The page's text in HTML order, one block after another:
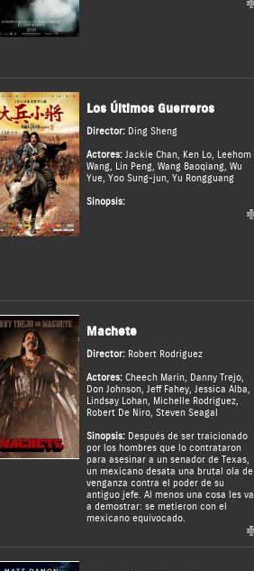
Los Últimos Guerreros
Director: Ding Sheng
Actores: Jackie Chan, Ken Lo, Leehom
Wang, Lin Peng, Wang Baoqiang, Wu
Yue, Yoo Sung-jun, Yu Rongguang
Sinopsis:
Machete
Director: Robert Rodriguez
Actores: Cheech Marin, Danny Trejo,
Don Johnson, Jeff Fahey, Jessica Alba,
Lindsay Lohan, Michelle Rodriguez,
Robert De Niro, Steven Seagal
Sinopsis:Después de ser traicionado
por los hombres que lo contrataron
para asesinar a un senador de Texas,
un mexicano desata una brutal ola de
venganza contra el poder de su
antiguo jefe. Al menos una cosa les va
a demostrar: se metieron con el
mexicano equivocado.